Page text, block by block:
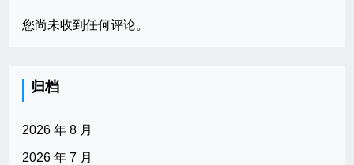
您尚未收到任何评论。
归档
2026 年 8 月
2026 年 7 月